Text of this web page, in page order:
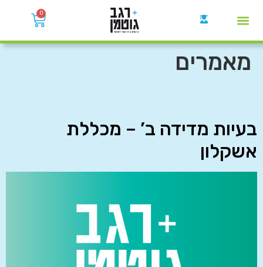
0
מאמרים
בעיות מדידה ב’ – מכללת
אשקלון